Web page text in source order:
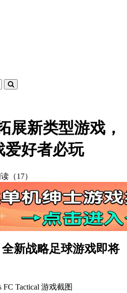
展新类型游戏，
爱好者必玩
（17）
新战略足球游戏即将